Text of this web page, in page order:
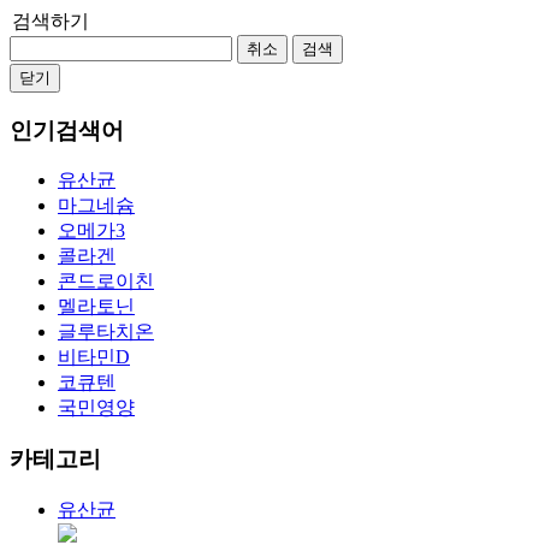
검색하기
취소
검색
닫기
인기검색어
유산균
마그네슘
오메가3
콜라겐
콘드로이친
멜라토닌
글루타치온
비타민D
코큐텐
국민영양
카테고리
유산균